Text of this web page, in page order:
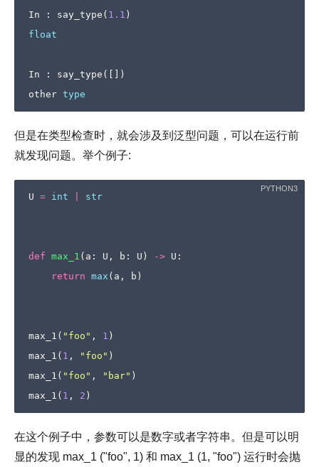
In : say_type ( 1.1 )
float
In : say_type ([])
other type
但是在类型检查时，就会涉及到泛型问题，可以在运行前
就发现问题。举个例子:
U = int str
def max_1 ( a : U , b : U ) -> U :
return max ( a , b )
max_1 ( "foo" , 1 )
max_1 ( 1 , "foo" )
max_1 ( "foo" , "bar" )
max_1 ( 1 , 2 )
在这个例子中，参数可以是数字或者字符串。但是可以明
显的发现 max_1 ("foo", 1) 和 max_1 (1, "foo") 运行时会抛